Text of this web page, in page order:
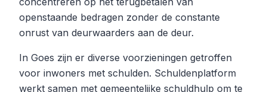
openstaande bedragen zonder de constante
onrust van deurwaarders aan de deur.
In Goes zijn er diverse voorzieningen getroffen
voor inwoners met schulden. Schuldenplatform
werkt samen met gemeentelijke schuldhulp om te